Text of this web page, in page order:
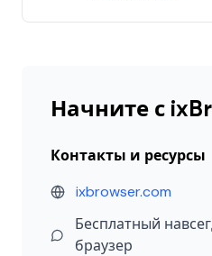
Начните с
Контакты и ресурсы
ixbrowser.com
Бесплатный
браузер